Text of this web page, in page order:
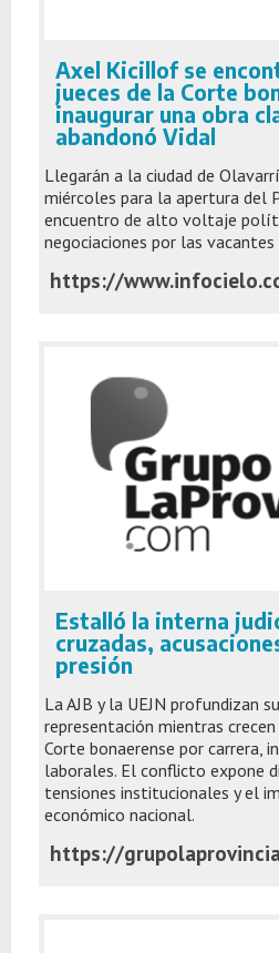
Axel Kicillof se
jueces de la Corte
inaugurar una obra
abandonó Vidal
Llegarán a la ciudad de
miércoles para la apertura del
encuentro de alto voltaje
negociaciones por las
Estalló la interna
cruzadas,
presión
La AJB y la UEJN profundizan
representación mientras
Corte bonaerense por carrera,
laborales. El conflicto expone
tensiones institucionales y el
económico nacional.